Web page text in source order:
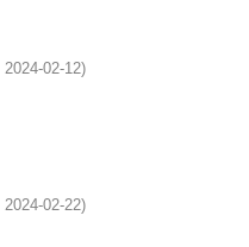
2024-02-12)
2024-02-22)